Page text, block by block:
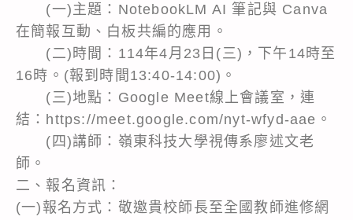
(一)主題：NotebookLM AI 筆記與 Canva
在簡報互動、白板共編的應用。
(二)時間：114年4月23日(三)，下午14時至
16時。(報到時間13:40-14:00)。
(三)地點：Google Meet線上會議室，連
結：https://meet.google.com/nyt-wfyd-aae。
(四)講師：嶺東科技大學視傳系廖述文老
師。
二、報名資訊：
(一)報名方式：敬邀貴校師長至全國教師進修網